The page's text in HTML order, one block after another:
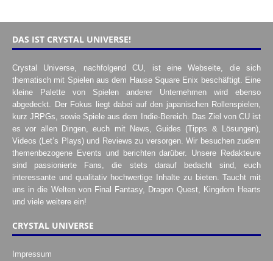
DAS IST CRYSTAL UNIVERSE!
Crystal Universe, nachfolgend CU, ist eine Webseite, die sich
thematisch mit Spielen aus dem Hause Square Enix beschäftigt. Eine
kleine Palette von Spielen anderer Unternehmen wird ebenso
abgedeckt. Der Fokus liegt dabei auf den japanischen Rollenspielen,
kurz JRPGs, sowie Spiele aus dem Indie-Bereich. Das Ziel von CU ist
es vor allen Dingen, euch mit News, Guides (Tipps & Lösungen),
Videos (Let’s Plays) und Reviews zu versorgen. Wir besuchen zudem
themenbezogene Events und berichten darüber. Unsere Redakteure
sind passionierte Fans, die stets darauf bedacht sind, euch
interessante und qualitativ hochwertige Inhalte zu bieten. Taucht mit
uns in die Welten von Final Fantasy, Dragon Quest, Kingdom Hearts
und viele weitere ein!
CRYSTAL UNIVERSE
Impressum